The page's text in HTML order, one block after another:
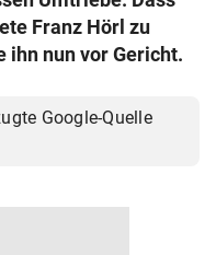
Franz Hörl zu
ihn nun vor Gericht.
Google-Quelle